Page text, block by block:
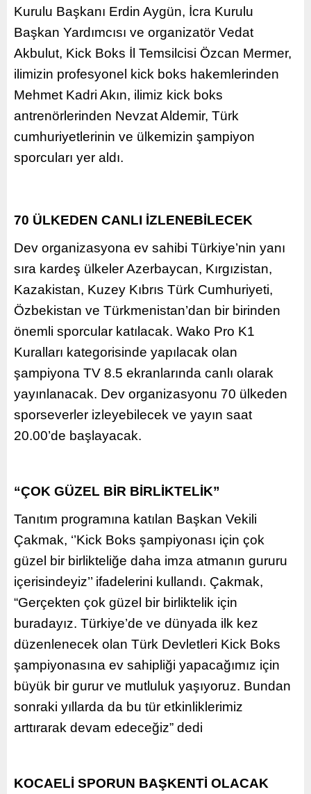
Kurulu Başkanı Erdin Aygün, İcra Kurulu
Başkan Yardımcısı ve organizatör Vedat
Akbulut, Kick Boks İl Temsilcisi Özcan Mermer,
ilimizin profesyonel kick boks hakemlerinden
Mehmet Kadri Akın, ilimiz kick boks
antrenörlerinden Nevzat Aldemir, Türk
cumhuriyetlerinin ve ülkemizin şampiyon
sporcuları yer aldı.
70 ÜLKEDEN CANLI İZLENEBİLECEK
Dev organizasyona ev sahibi Türkiye’nin yanı
sıra kardeş ülkeler Azerbaycan, Kırgızistan,
Kazakistan, Kuzey Kıbrıs Türk Cumhuriyeti,
Özbekistan ve Türkmenistan’dan bir birinden
önemli sporcular katılacak. Wako Pro K1
Kuralları kategorisinde yapılacak olan
şampiyona TV 8.5 ekranlarında canlı olarak
yayınlanacak. Dev organizasyonu 70 ülkeden
sporseverler izleyebilecek ve yayın saat
20.00’de başlayacak.
“ÇOK GÜZEL BİR BİRLİKTELİK”
Tanıtım programına katılan Başkan Vekili
Çakmak, ‘’Kick Boks şampiyonası için çok
güzel bir birlikteliğe daha imza atmanın gururu
içerisindeyiz’’ ifadelerini kullandı. Çakmak,
“Gerçekten çok güzel bir birliktelik için
buradayız. Türkiye’de ve dünyada ilk kez
düzenlenecek olan Türk Devletleri Kick Boks
şampiyonasına ev sahipliği yapacağımız için
büyük bir gurur ve mutluluk yaşıyoruz. Bundan
sonraki yıllarda da bu tür etkinliklerimiz
arttırarak devam edeceğiz” dedi
KOCAELİ SPORUN BAŞKENTİ OLACAK